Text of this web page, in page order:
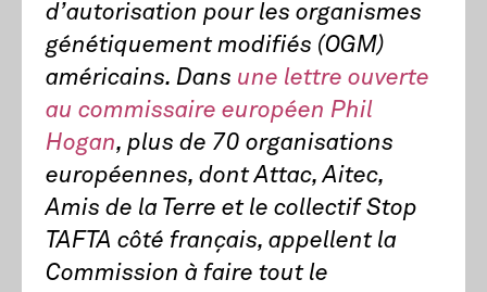
d’autorisation pour les organismes
génétiquement modifiés (OGM)
américains. Dans une lettre ouverte
au commissaire européen Phil
Hogan, plus de 70 organisations
européennes, dont Attac, Aitec,
Amis de la Terre et le collectif Stop
TAFTA côté français, appellent la
Commission à faire tout le